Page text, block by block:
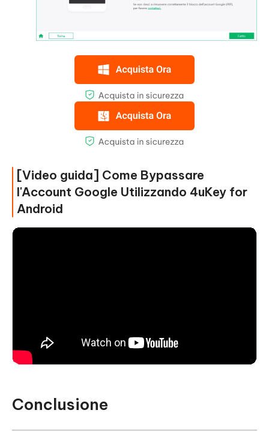
[Video guida] Come Bypassare
l'Account Google Utilizzando 4uKey for
Android
Conclusione